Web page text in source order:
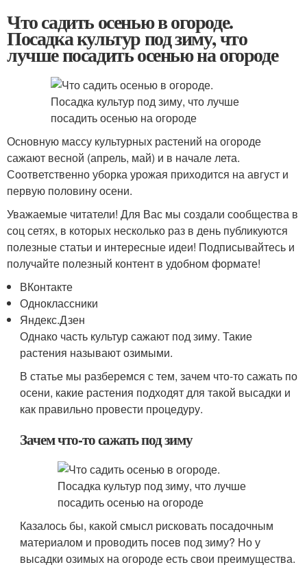
Что садить осенью в огороде.
Посадка культур под зиму, что
лучше посадить осенью на огороде
Основную массу культурных растений на огороде
сажают весной (апрель, май) и в начале лета.
Соответственно уборка урожая приходится на август и
первую половину осени.
Уважаемые читатели! Для Вас мы создали сообщества в
соц сетях, в которых несколько раз в день публикуются
полезные статьи и интересные идеи! Подписывайтесь и
получайте полезный контент в удобном формате!
ВКонтакте
Одноклассники
Яндекс.Дзен
Однако часть культур сажают под зиму. Такие
растения называют озимыми.
В статье мы разберемся с тем, зачем что-то сажать по
осени, какие растения подходят для такой высадки и
как правильно провести процедуру.
Зачем что-то сажать под зиму
Казалось бы, какой смысл рисковать посадочным
материалом и проводить посев под зиму? Но у
высадки озимых на огороде есть свои преимущества.